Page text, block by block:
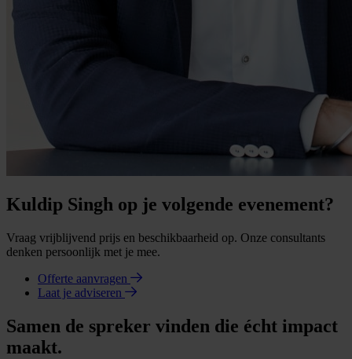
Kuldip Singh op je volgende evenement?
Vraag vrijblijvend prijs en beschikbaarheid op. Onze consultants
denken persoonlijk met je mee.
Offerte aanvragen
Laat je adviseren
Samen de spreker vinden die écht impact
maakt.